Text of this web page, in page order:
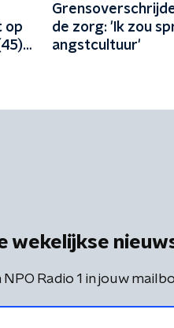
op
de zorg: 'Ik zou
angstcultuur'
wekelijkse
Radio 1 in jouw